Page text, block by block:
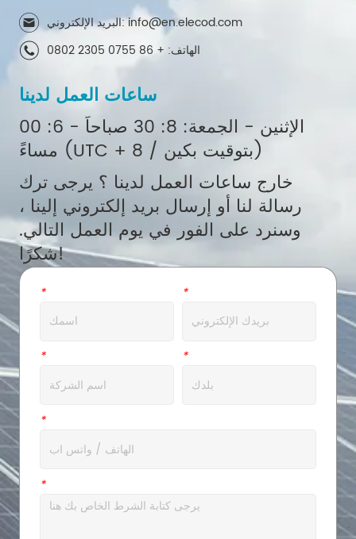
البريد الإلكتروني: info@en.elecod.com
الهاتف: + 86 0755 2305 0802
ساعات العمل لدينا
الإثنين - الجمعة: 8: 30 صباحاً - 6: 00
مساءً (UTC + 8 / بتوقيت بكين)
خارج ساعات العمل لدينا ؟ يرجى ترك
رسالة لنا أو إرسال بريد إلكتروني إلينا ،
وسنرد على الفور في يوم العمل التالي.
شكرًا!
*اسم *بريد الالكتروني
*شركة *عنوان
*
*رسالة